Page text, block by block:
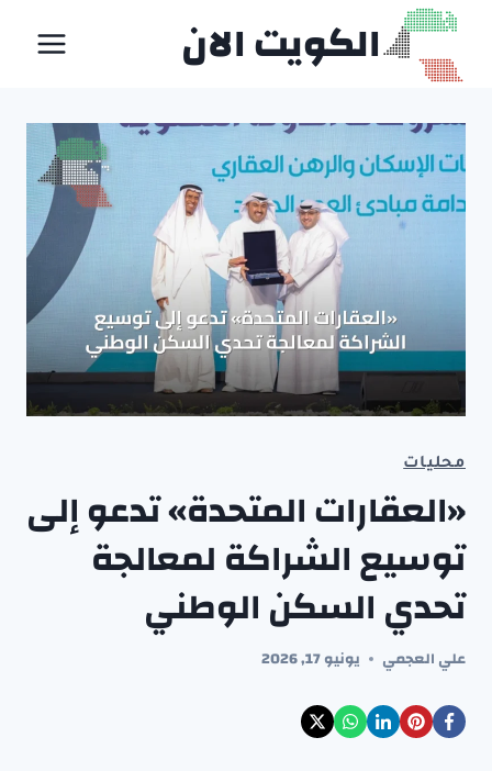
التجاوز
المحتوى
الكويت الان
محليات
«العقارات المتحدة» تدعو إلى
توسيع الشراكة لمعالجة
تحدي السكن الوطني
علي العجمي يونيو 17, 2026